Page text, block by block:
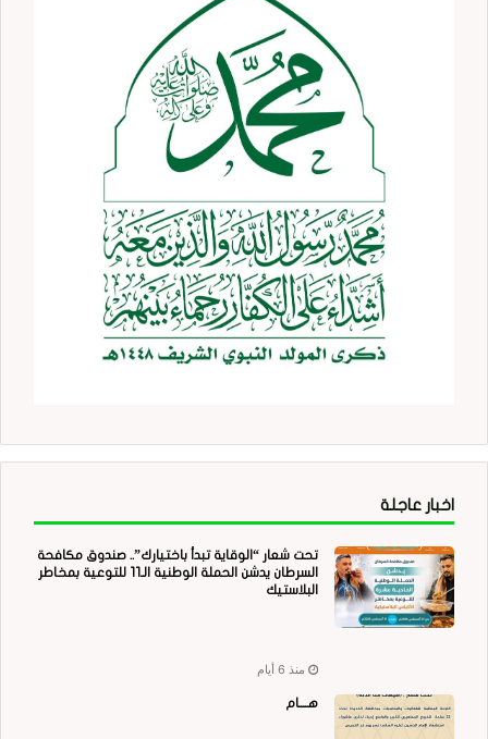
اخبار عاجلة
تحت شعار “الوقاية تبدأ باختيارك”.. صندوق مكافحة
السرطان يدشن الحملة الوطنية الـ11 للتوعية بمخاطر
البلاستيك
منذ 6 أيام
هــــام